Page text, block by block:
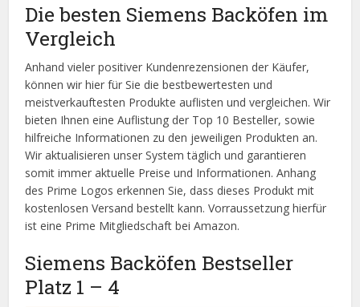
Die besten Siemens Backöfen im
Vergleich
Anhand vieler positiver Kundenrezensionen der Käufer,
können wir hier für Sie die bestbewertesten und
meistverkauftesten Produkte auflisten und vergleichen. Wir
bieten Ihnen eine Auflistung der Top 10 Besteller, sowie
hilfreiche Informationen zu den jeweiligen Produkten an.
Wir aktualisieren unser System täglich und garantieren
somit immer aktuelle Preise und Informationen. Anhang
des Prime Logos erkennen Sie, dass dieses Produkt mit
kostenlosen Versand bestellt kann. Vorraussetzung hierfür
ist eine Prime Mitgliedschaft bei Amazon.
Siemens Backöfen Bestseller
Platz 1 – 4